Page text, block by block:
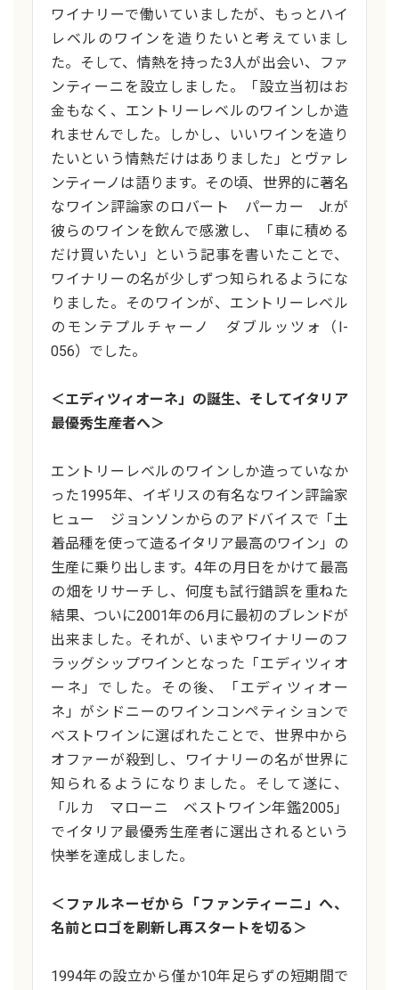
ワイナリーで働いていましたが、もっとハイ
レベルのワインを造りたいと考えていまし
た。そして、情熱を持った3人が出会い、ファ
ンティーニを設立しました。「設立当初はお
金もなく、エントリーレベルのワインしか造
れませんでした。しかし、いいワインを造り
たいという情熱だけはありました」とヴァレ
ンティーノは語ります。その頃、世界的に著名
なワイン評論家のロバート パーカー Jr.が
彼らのワインを飲んで感激し、「車に積める
だけ買いたい」という記事を書いたことで、
ワイナリーの名が少しずつ知られるようにな
りました。そのワインが、エントリーレベル
のモンテプルチャーノ ダブルッツォ（I-
056）でした。
＜エディツィオーネ」の誕生、そしてイタリア
最優秀生産者へ＞
エントリーレベルのワインしか造っていなか
った1995年、イギリスの有名なワイン評論家
ヒュー ジョンソンからのアドバイスで「土
着品種を使って造るイタリア最高のワイン」の
生産に乗り出します。4年の月日をかけて最高
の畑をリサーチし、何度も試行錯誤を重ねた
結果、ついに2001年の6月に最初のブレンドが
出来ました。それが、いまやワイナリーのフ
ラッグシップワインとなった「エディツィオ
ーネ」でした。その後、「エディツィオー
ネ」がシドニーのワインコンペティションで
ベストワインに選ばれたことで、世界中から
オファーが殺到し、ワイナリーの名が世界に
知られるようになりました。そして遂に、
「ルカ マローニ ベストワイン年鑑2005」
でイタリア最優秀生産者に選出されるという
快挙を達成しました。
＜ファルネーゼから「ファンティーニ」へ、
名前とロゴを刷新し再スタートを切る＞
1994年の設立から僅か10年足らずの短期間で